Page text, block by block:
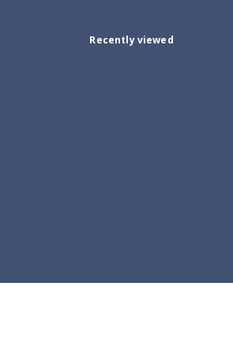
Recently viewed